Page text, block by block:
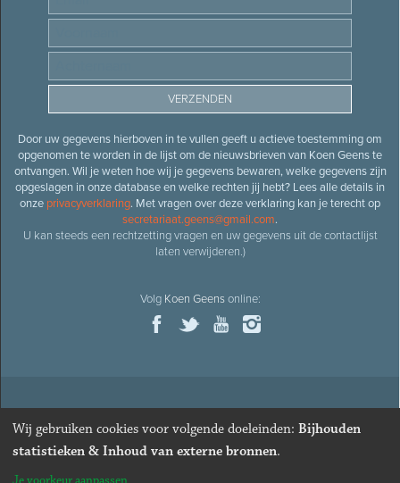
Door uw gegevens hierboven in te vullen geeft u actieve toestemming om
opgenomen te worden in de lijst om de nieuwsbrieven van Koen Geens te
ontvangen. Wil je weten hoe wij je gegevens bewaren, welke gegevens zijn
opgeslagen in onze database en welke rechten jij hebt? Lees alle details in
onze privacyverklaring. Met vragen over deze verklaring kan je terecht op
secretariaat.geens@gmail.com.
U kan steeds een rechtzetting vragen en uw gegevens uit de contactlijst
laten verwijderen.)
Volg Koen Geensonline:
© 2026Oud-minister en ere-volksvertegenwoordiger Koen
· Alle rechten voorbehouden · Cookies wijzigen
Webdesign&website ontwikkelingdoor Zenjoy in Leuven
Wij gebruiken cookies voor volgende doeleinden: Bijhouden
statistieken & Inhoud van externe bronnen.